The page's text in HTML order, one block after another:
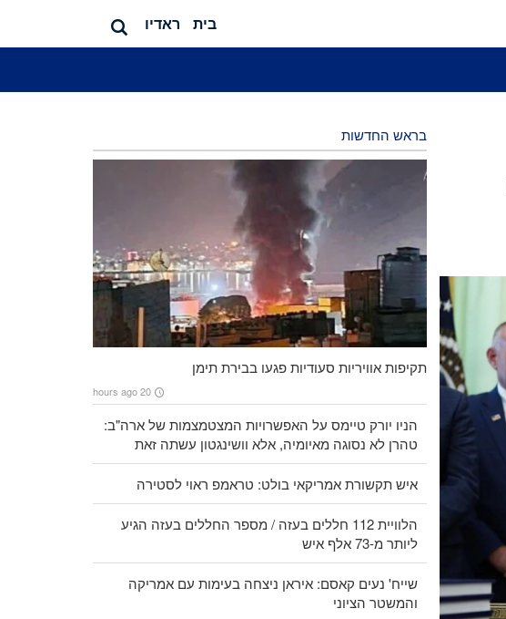
בית ראדיו
בראש החדשות
תקיפות אוויריות סעודיות פגעו בבירת תימן
20 hours ago
הניו יורק טיימס על האפשרויות המצטמצמות של ארה"ב:
טהרן לא נסוגה מאיומיה, אלא וושינגטון עשתה זאת
איש תקשורת אמריקאי בולט: טראמפ ראוי לסטירה
הלוויית 112 חללים בעזה / מספר החללים בעזה הגיע
ליותר מ-73 אלף איש
שייח' נעים קאסם: איראן ניצחה בעימות עם אמריקה
והמשטר הציוני